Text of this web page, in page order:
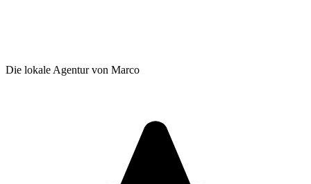
Die lokale Agentur von Marco